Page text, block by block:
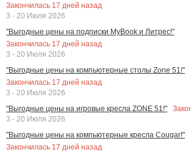
Закончилась 17 дней назад
3 - 20 Июля 2026
"Выгодные цены на подписки MyBook и Литрес!"
Закончилась 17 дней назад
3 - 20 Июля 2026
"Выгодные цены на компьютерные столы Zone 51!"
Закончилась 17 дней назад
3 - 20 Июля 2026
"Выгодные цены на игровые кресла ZONE 51!"
3 - 20 Июля 2026
"Выгодные цены на компьютерные кресла Cougar!"
Закончилась 17 дней назад